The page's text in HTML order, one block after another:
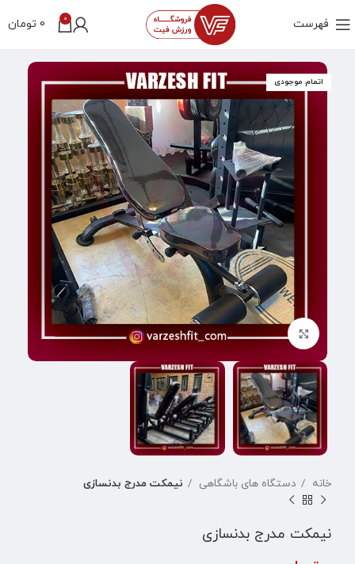
فهرست 0
0 تومان
اتمام موجودی
بزرگنمایی تصویر
خانه دستگاه های باشگاهی نیمکت مدرج بدنسازی
نیمکت مدرج بدنسازی